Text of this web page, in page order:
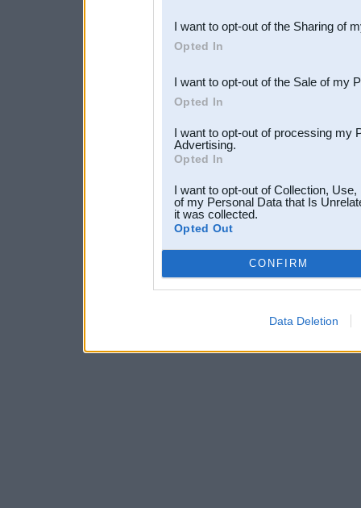
Downstream Participants
third parties.
I want to opt-out of the Sharing of
Opted In
I want to opt-out of the Sale of my
Opted In
I want to opt-out of processing my
Advertising.
Opted In
I want to opt-out of Collection,
of my Personal Data that Is
it was collected.
Opted Out
CONFIRM
Data Deletion